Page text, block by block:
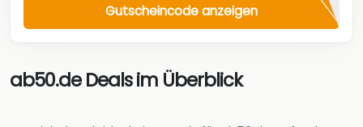
Gutscheincode anzeigen
ab50.de Deals im Überblick